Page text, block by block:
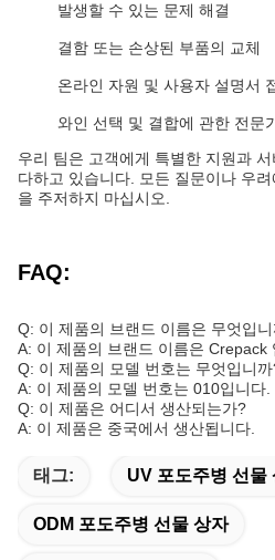
발생할 수 있는 문제 해결
결함 또는 손상된 부품의 교체
온라인 자원 및 사용자 설명서
와인 선택 및 결합에 관한 전문
우리 팀은 고객에게 특별한 지원과
다하고 있습니다. 모든 질문이나 우
을 주저하지 마십시오.
FAQ:
Q: 이 제품의 브랜드 이름은 무엇입
A: 이 제품의 브랜드 이름은 Crepack
Q: 이 제품의 모델 번호는 무엇입니
A: 이 제품의 모델 번호는 010입니다.
Q: 이 제품은 어디서 생산되는가?
A: 이 제품은 중국에서 생산됩니다.
태그: UV 포도주병 선물
ODM 포도주병 선물 상자